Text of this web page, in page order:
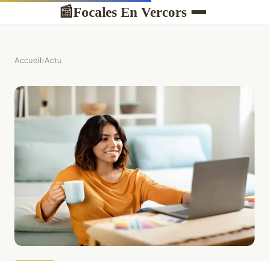
📰Focales En Vercors
Accueil›Actu